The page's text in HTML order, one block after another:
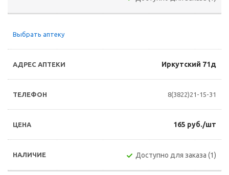
Выбрать аптеку
Иркутский 71д
8(3822)21-15-31
165 руб./шт
Доступно для заказа (1)